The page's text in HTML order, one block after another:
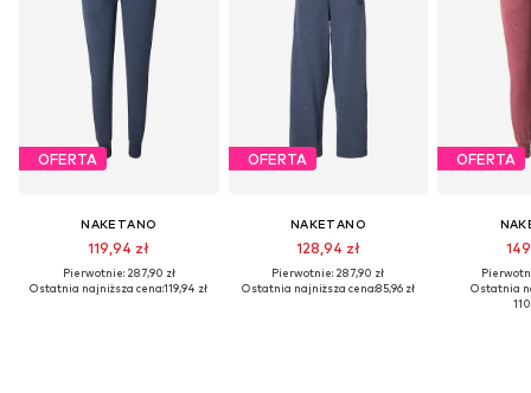
OFERTA
NAKETANO
119,94 zł
Pierwotnie: 287,90 zł
Ostatnia najniższa cena:119,94 zł
OFERTA
NAKETANO
128,94 zł
Pierwotnie: 287,90 zł
Ostatnia najniższa cena:85,96 zł
OFERTA
Ostatnia